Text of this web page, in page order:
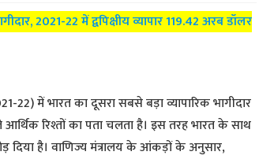
2021-22 में द्वपिक्षीय व्यापार 119.42 अरब डॉलर
22) में भारत का दूसरा सबसे बड़ा व्यापारिक भागीदार
रिश्तों का पता चलता है। इस तरह भारत के साथ
दिया है। वाणिज्य मंत्रालय के आंकड़ों के अनुसार,